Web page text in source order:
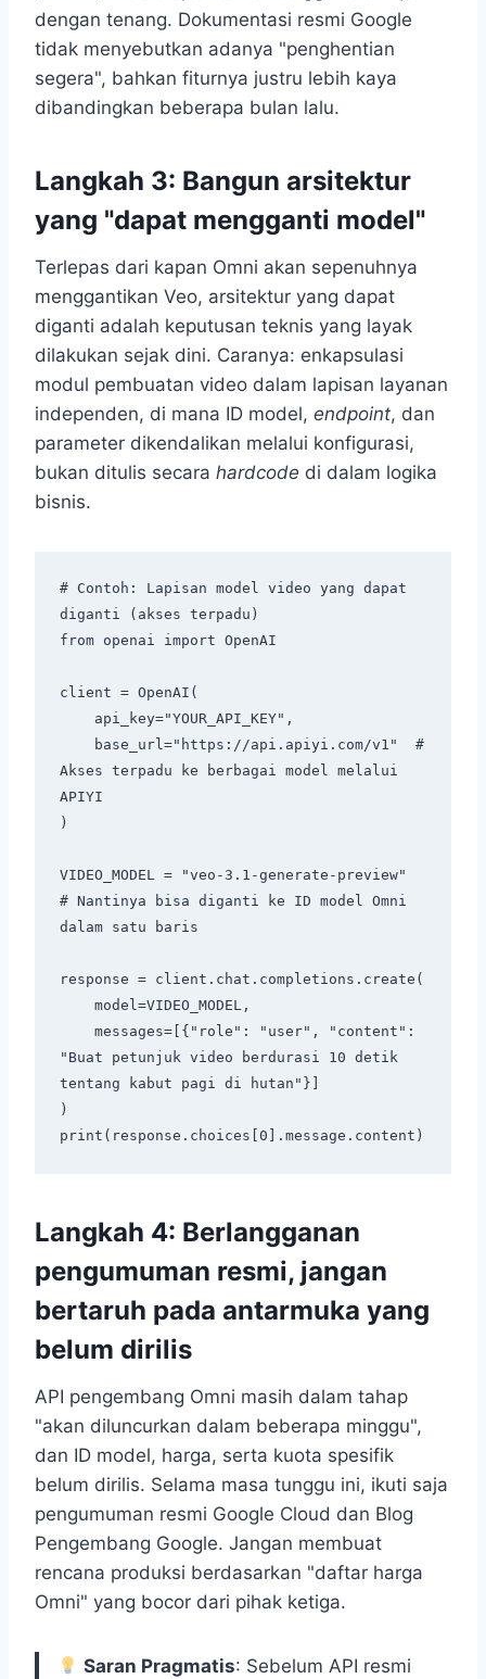
dengan tenang. Dokumentasi resmi Google
tidak menyebutkan adanya "penghentian
segera", bahkan fiturnya justru lebih kaya
dibandingkan beberapa bulan lalu.
Langkah 3: Bangun arsitektur
yang "dapat mengganti model"
Terlepas dari kapan Omni akan sepenuhnya
menggantikan Veo, arsitektur yang dapat
diganti adalah keputusan teknis yang layak
dilakukan sejak dini. Caranya: enkapsulasi
modul pembuatan video dalam lapisan layanan
independen, di mana ID model, endpoint, dan
parameter dikendalikan melalui konfigurasi,
bukan ditulis secara hardcode di dalam logika
bisnis.
# Contoh: Lapisan model video yang dapat
diganti (akses terpadu)
from openai import OpenAI
client = OpenAI(
Akses terpadu ke berbagai model melalui
APIYI
)
VIDEO_MODEL = "veo-3.1-generate-preview"
# Nantinya bisa diganti ke ID model Omni
dalam satu baris
response = client.chat.completions.create(
"Buat petunjuk video berdurasi 10 detik
tentang kabut pagi di hutan"}]
)
Langkah 4: Berlangganan
pengumuman resmi, jangan
bertaruh pada antarmuka yang
belum dirilis
API pengembang Omni masih dalam tahap
"akan diluncurkan dalam beberapa minggu",
dan ID model, harga, serta kuota spesifik
belum dirilis. Selama masa tunggu ini, ikuti saja
pengumuman resmi Google Cloud dan Blog
Pengembang Google. Jangan membuat
rencana produksi berdasarkan "daftar harga
Omni" yang bocor dari pihak ketiga.
Saran Pragmatis: Sebelum API resmi